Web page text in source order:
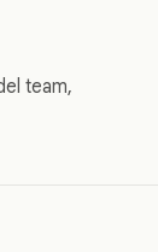
team,